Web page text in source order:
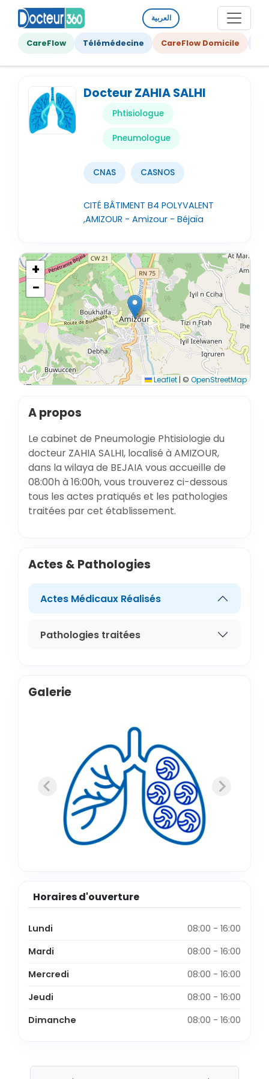
العربية
CareFlow Télémédecine CareFlow Domicile
Docteur ZAHIA SALHI
Phtisiologue
Pneumologue
CNAS CASNOS
CITÉ BÂTIMENT B4 POLYVALENT
,AMIZOUR - Amizour - Béjaïa
+
−
Leaflet | © OpenStreetMap
A propos
Le cabinet de Pneumologie Phtisiologie du
docteur ZAHIA SALHI, localisé à AMIZOUR,
dans la wilaya de BEJAIA vous accueille de
08:00h à 16:00h, vous trouverez ci-dessous
tous les actes pratiqués et les pathologies
traitées par cet établissement.
Actes & Pathologies
Actes Médicaux Réalisés
Pathologies traitées
Galerie
Horaires d'ouverture
Lundi
08:00 - 16:00
Mardi
08:00 - 16:00
Mercredi
08:00 - 16:00
Jeudi
08:00 - 16:00
Dimanche
08:00 - 16:00